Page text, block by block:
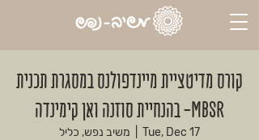
קורס מדיטציית מיינדפולנס במסגרת תכנית
MBSR- בהנחיית סוזנה ואן קימינדה
Tue, Dec 17 משיב נפש, כליל